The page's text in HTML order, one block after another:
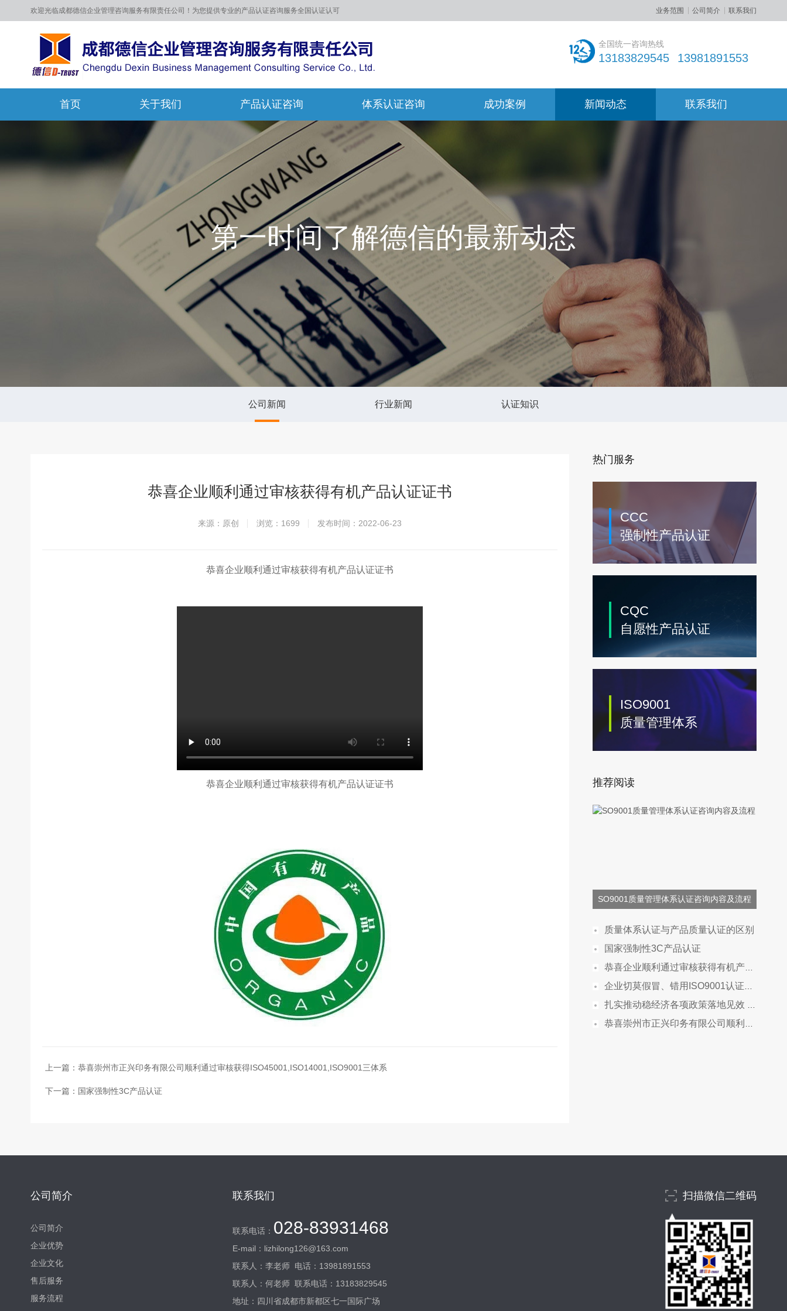
欢迎光临成都德信企业管理咨询服务有限责任公司！为您提供专业的产品认证咨询服务全国认证认可 业务范围 公司简介 联系我们
全国统一咨询热线
13183829545 13981891553
首页 关于我们 产品认证咨询 体系认证咨询 成功案例 新闻动态 联系我们
第一时间了解德信的最新动态
公司新闻 行业新闻 认证知识
恭喜企业顺利通过审核获得有机产品认证证书
来源：原创 浏览：1699 发布时间：2022-06-23
恭喜企业顺利通过审核获得有机产品认证证书
恭喜企业顺利通过审核获得有机产品认证证书
上一篇： 恭喜崇州市正兴印务有限公司顺利通过审核获得ISO45001,ISO14001,ISO9001三体系
下一篇： 国家强制性3C产品认证
热门服务
CCC
强制性产品认证
CQC
自愿性产品认证
ISO9001
质量管理体系
推荐阅读
SO9001质量管理体系认证咨询内容及流程
质量体系认证与产品质量认证的区别
国家强制性3C产品认证
公司简介
公司简介
企业优势
企业文化
售后服务
服务流程
联系我们
联系电话： 028-83931468
E-mail： lizhilong126@163.com
联系人： 李老师 电话： 13981891553
联系人： 何老师 联系电话： 13183829545
地址： 四川省成都市新都区七一国际广场
扫描微信二维码